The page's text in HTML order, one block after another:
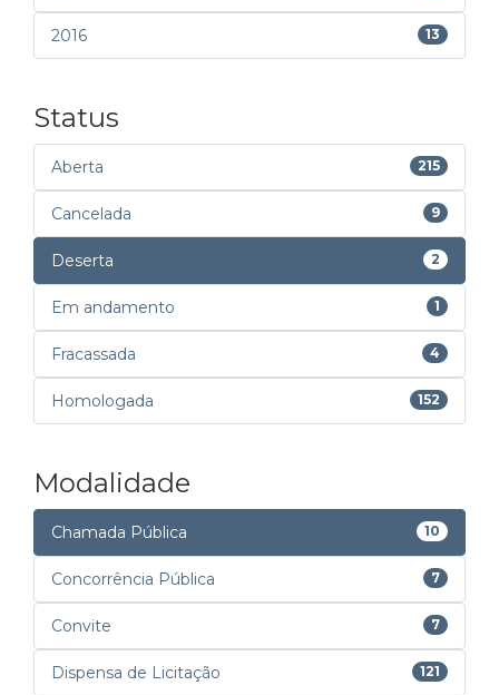
2016 13
Status
Aberta 215
Cancelada 9
Deserta 2
Em andamento 1
Fracassada 4
Homologada 152
Modalidade
Chamada Pública 10
Concorrência Pública 7
Convite 7
Dispensa de Licitação 121